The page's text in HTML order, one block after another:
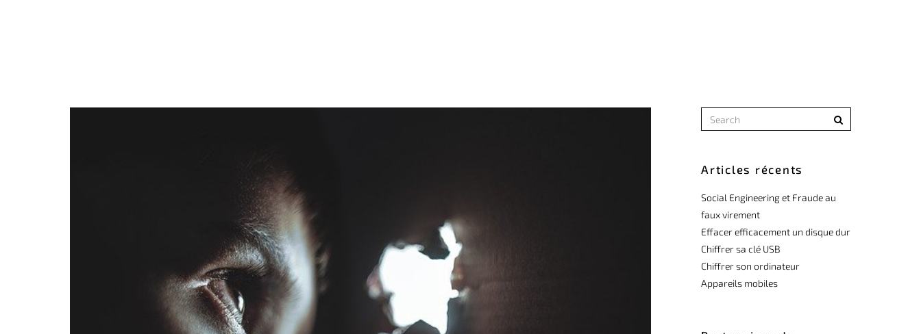
Articles récents
Social Engineering et Fraude au
faux virement
Effacer efficacement un disque dur
Chiffrer sa clé USB
Chiffrer son ordinateur
Appareils mobiles